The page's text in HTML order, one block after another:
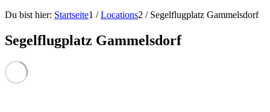
Du bist hier: Startseite1 / Locations2 / Segelflugplatz Gammelsdorf
Segelflugplatz Gammelsdorf